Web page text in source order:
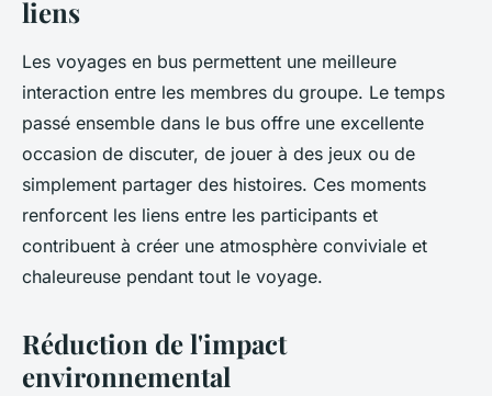
liens
Les voyages en bus permettent une meilleure
interaction entre les membres du groupe. Le temps
passé ensemble dans le bus offre une excellente
occasion de discuter, de jouer à des jeux ou de
simplement partager des histoires. Ces moments
renforcent les liens entre les participants et
contribuent à créer une atmosphère conviviale et
chaleureuse pendant tout le voyage.
Réduction de l'impact
environnemental